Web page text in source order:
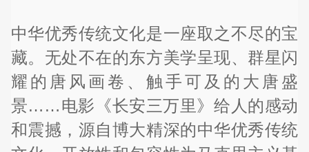
中华优秀传统文化是一座取之不尽的宝
藏。无处不在的东方美学呈现、群星闪
耀的唐风画卷、触手可及的大唐盛
景……电影《长安三万里》给人的感动
和震撼，源自博大精深的中华优秀传统